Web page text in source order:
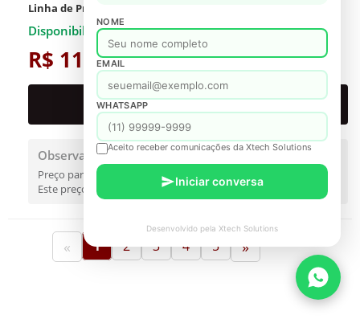
Linha de Produto:
Disponibilidade: Consultar
R$ 11.179,73
PROPOSTA FORMAL
Observações
Preço para SP contribuinte.
Este preço é válido somente para referência.
« 1 2 3 4 5 »
NOME
EMAIL
WHATSAPP
Aceito receber comunicações da Xtech Solutions
Iniciar conversa
Desenvolvido pela Xtech Solutions